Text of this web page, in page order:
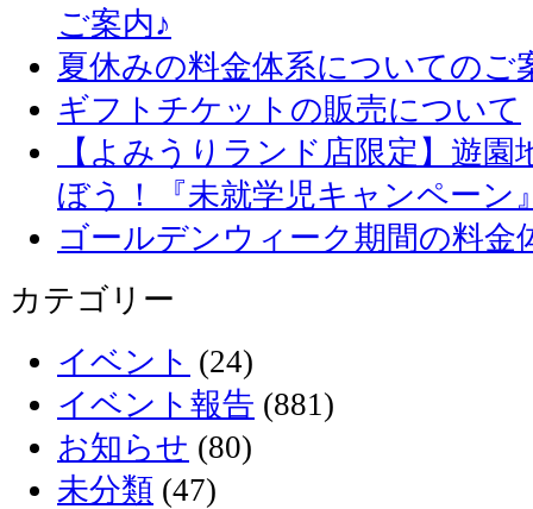
ご案内♪
夏休みの料金体系についてのご
ギフトチケットの販売について
【よみうりランド店限定】遊
ぼう！『未就学児キャンペーン
ゴールデンウィーク期間の料金
カテゴリー
イベント (24)
イベント報告 (881)
お知らせ (80)
未分類 (47)